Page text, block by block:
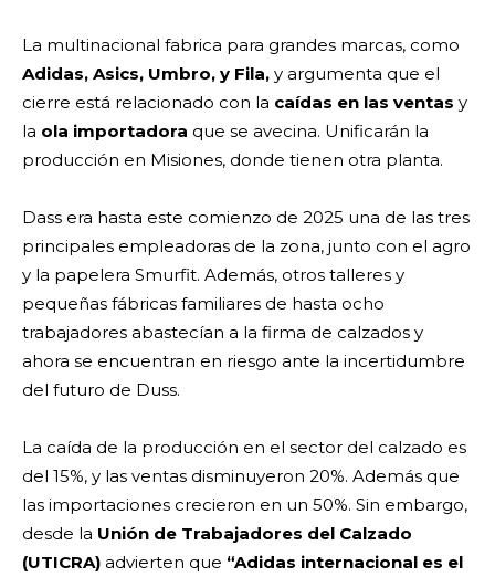
La multinacional fabrica para grandes marcas, como
Adidas, Asics, Umbro, y Fila, y argumenta que el
cierre está relacionado con la caídas en las ventas y
la ola importadora que se avecina. Unificarán la
producción en Misiones, donde tienen otra planta.
Dass era hasta este comienzo de 2025 una de las tres
principales empleadoras de la zona, junto con el agro
y la papelera Smurfit. Además, otros talleres y
pequeñas fábricas familiares de hasta ocho
trabajadores abastecían a la firma de calzados y
ahora se encuentran en riesgo ante la incertidumbre
del futuro de Duss.
La caída de la producción en el sector del calzado es
del 15%, y las ventas disminuyeron 20%. Además que
las importaciones crecieron en un 50%. Sin embargo,
desde la Unión de Trabajadores del Calzado
(UTICRA) advierten que “Adidas internacional es el